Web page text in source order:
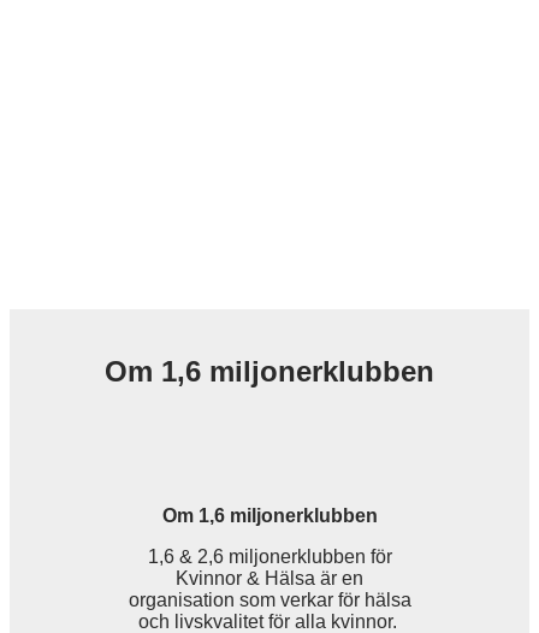
Om 1,6 miljonerklubben
Om 1,6 miljonerklubben
1,6 & 2,6 miljonerklubben för
Kvinnor & Hälsa är en
organisation som verkar för hälsa
och livskvalitet för alla kvinnor.